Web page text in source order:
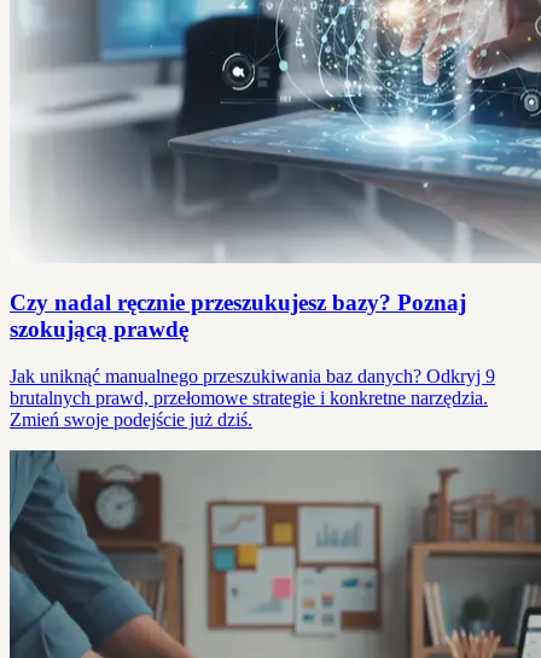
Czy nadal ręcznie przeszukujesz bazy? Poznaj
szokującą prawdę
Jak uniknąć manualnego przeszukiwania baz danych? Odkryj 9
brutalnych prawd, przełomowe strategie i konkretne narzędzia.
Zmień swoje podejście już dziś.